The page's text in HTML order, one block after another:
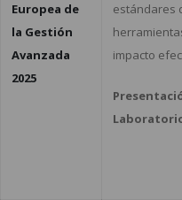
Europea de
la Gestión
Avanzada
2025
estándares
impacto